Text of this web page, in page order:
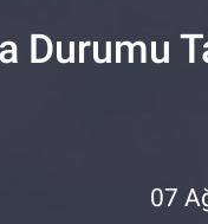
Durumu
07